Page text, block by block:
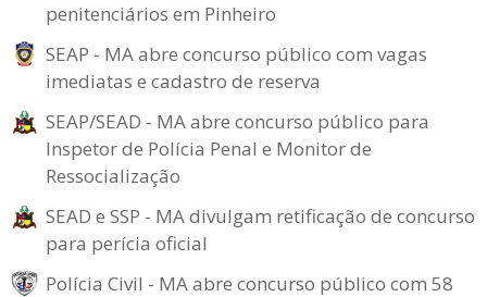
penitenciários em Pinheiro
SEAP - MA abre concurso público com vagas
imediatas e cadastro de reserva
SEAP/SEAD - MA abre concurso público para
Inspetor de Polícia Penal e Monitor de
Ressocialização
SEAD e SSP - MA divulgam retificação de concurso
para perícia oficial
Polícia Civil - MA abre concurso público com 58